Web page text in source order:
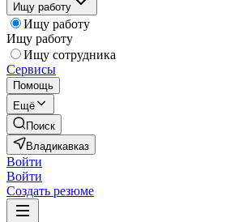
Ищу работу
Ищу работу
Ищу работу
Ищу сотрудника
Сервисы
Помощь
Ещё
Поиск
Владикавказ
Войти
Войти
Создать резюме